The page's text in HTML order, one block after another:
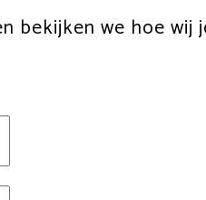
bekijken we hoe wij